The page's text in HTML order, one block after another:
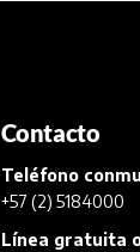
Contacto
Teléfono
+57 (2) 5184000
Línea gratuita